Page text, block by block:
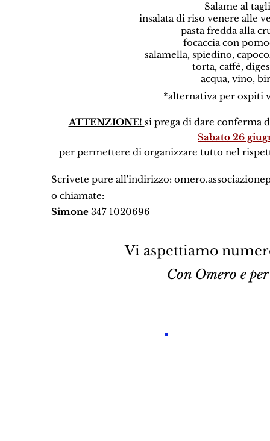
Salame al
insalata di riso venere alle
pasta fredda alla
focaccia con
salamella, spiedino,
torta, caffè,
acqua, vino,
*alternativa per ospiti
ATTENZIONE! si prega di dare conferma
Sabato 26
per permettere di organizzare tutto nel
Scrivete pure all'indirizzo:
o chiamate:
Simone 347 1020696
Vi aspettiamo
Con Omero e